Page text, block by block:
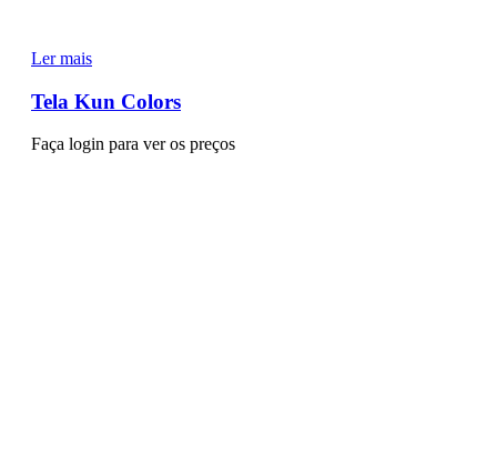
Ler mais
Tela Kun Colors
Faça login para ver os preços